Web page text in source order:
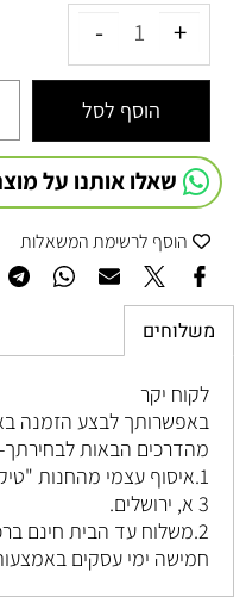
הוסף לסל
שאלו אותנו על
הוסף לרשימת המשאלות
משלוחים
לקוח יקר
באפשרותך לבצע הזמנה
מהדרכים הבאות לבחירתך-
1.איסוף עצמי מהחנות "טיק טים" בכתובת רחוב
3 א, ירושלים
.
חמישה ימי עסקים